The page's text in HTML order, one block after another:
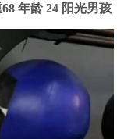
年龄 24 阳光男孩